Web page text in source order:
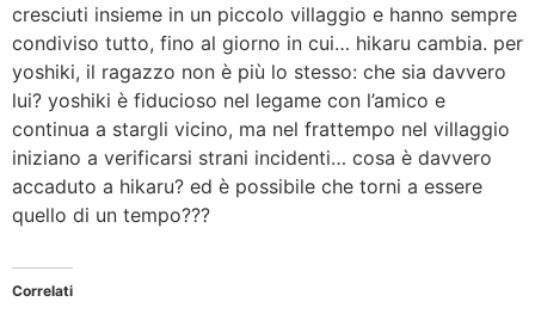
cresciuti insieme in un piccolo villaggio e hanno sempre
condiviso tutto, fino al giorno in cui… hikaru cambia. per
yoshiki, il ragazzo non è più lo stesso: che sia davvero
lui? yoshiki è fiducioso nel legame con l’amico e
continua a stargli vicino, ma nel frattempo nel villaggio
iniziano a verificarsi strani incidenti… cosa è davvero
accaduto a hikaru? ed è possibile che torni a essere
quello di un tempo???
Correlati